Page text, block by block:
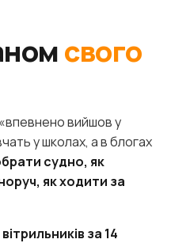
свого
«впевнено вийшов у
у школах, а в блогах
судно, як
як ходити за
за 14